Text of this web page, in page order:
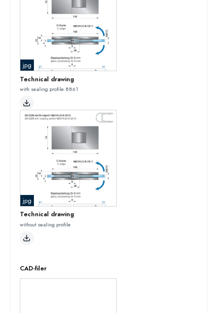
jpg
Technical drawing
with sealing profile 8861
jpg
Technical drawing
without sealing profile
CAD-filer